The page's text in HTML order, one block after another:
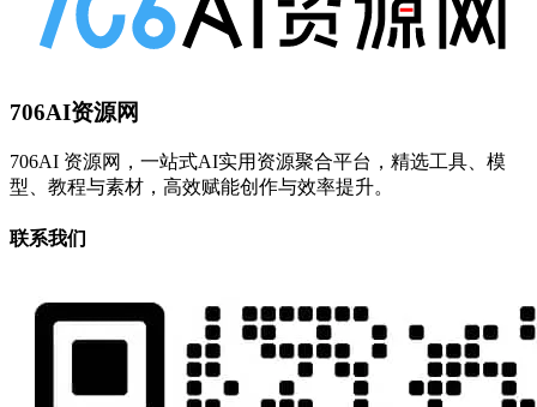
706AI资源网
706AI 资源网，一站式AI实用资源聚合平台，精选工具、模
型、教程与素材，高效赋能创作与效率提升。
联系我们